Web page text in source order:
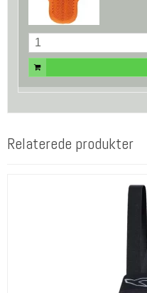
Relaterede produkter